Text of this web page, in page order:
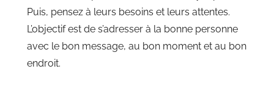
Puis, pensez à leurs besoins et leurs attentes.
L’objectif est de s’adresser à la bonne personne
avec le bon message, au bon moment et au bon
endroit.